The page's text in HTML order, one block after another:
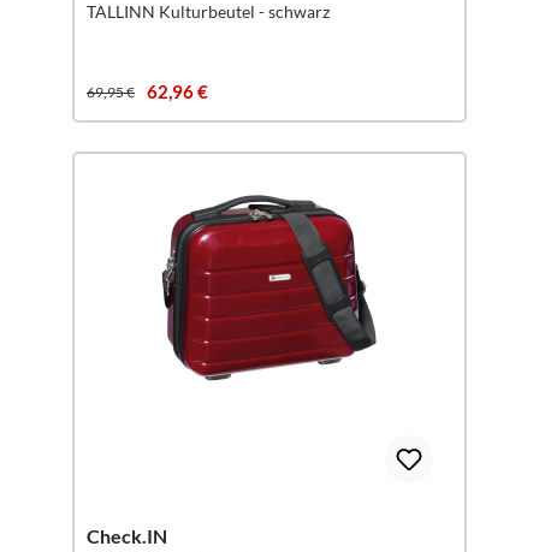
TALLINN Kulturbeutel - schwarz
69,95 € 62,96 €
Check.IN